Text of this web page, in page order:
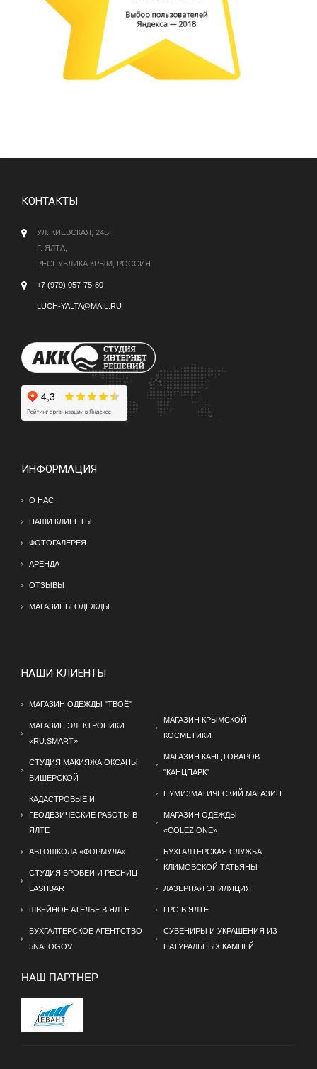
КОНТАКТЫ
УЛ. КИЕВСКАЯ, 24Б,
Г. ЯЛТА,
РЕСПУБЛИКА КРЫМ, РОССИЯ
+7 (979) 057-75-80
LUCH-YALTA@MAIL.RU
ИНФОРМАЦИЯ
О НАС
НАШИ КЛИЕНТЫ
ФОТОГАЛЕРЕЯ
АРЕНДА
ОТЗЫВЫ
МАГАЗИНЫ ОДЕЖДЫ
НАШИ КЛИЕНТЫ
МАГАЗИН ОДЕЖДЫ "ТВОЁ"
МАГАЗИН ЭЛЕКТРОНИКИ
«RU.SMART»
СТУДИЯ МАКИЯЖА ОКСАНЫ
ВИШЕРСКОЙ
КАДАСТРОВЫЕ И
ГЕОДЕЗИЧЕСКИЕ РАБОТЫ В
ЯЛТЕ
АВТОШКОЛА «ФОРМУЛА»
СТУДИЯ БРОВЕЙ И РЕСНИЦ
LASHBAR
ШВЕЙНОЕ АТЕЛЬЕ В ЯЛТЕ
БУХГАЛТЕРСКОЕ АГЕНТСТВО
5NALOGOV
МАГАЗИН КРЫМСКОЙ
КОСМЕТИКИ
МАГАЗИН КАНЦТОВАРОВ
"КАНЦПАРК"
НУМИЗМАТИЧЕСКИЙ МАГАЗИН
МАГАЗИН ОДЕЖДЫ
«COLEZIONE»
БУХГАЛТЕРСКАЯ СЛУЖБА
КЛИМОВСКОЙ ТАТЬЯНЫ
ЛАЗЕРНАЯ ЭПИЛЯЦИЯ
LPG В ЯЛТЕ
СУВЕНИРЫ И УКРАШЕНИЯ ИЗ
НАТУРАЛЬНЫХ КАМНЕЙ
НАШ ПАРТНЕР